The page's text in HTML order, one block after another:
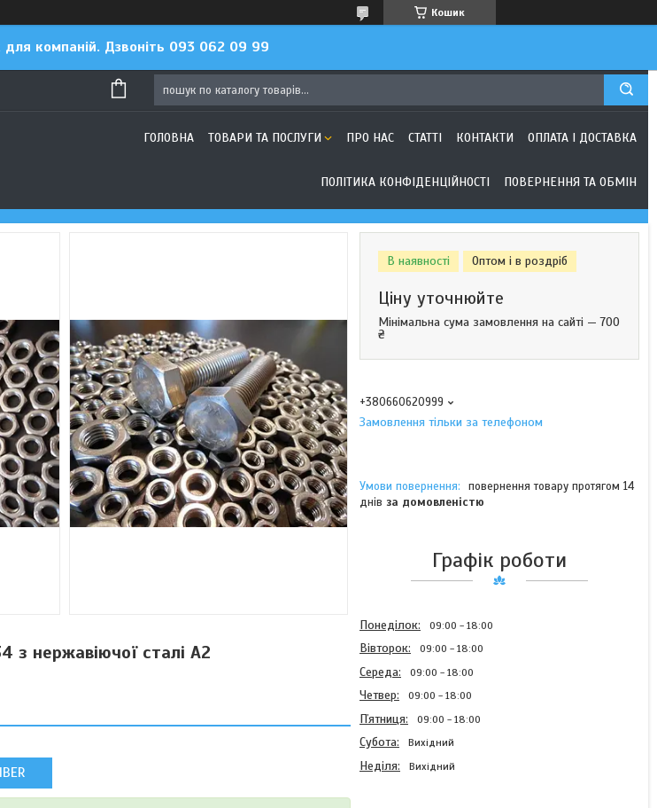
Кошик
компаній. Дзвоніть 093 062 09 99
ГОЛОВНА ТОВАРИ ТА ПОСЛУГИ ПРО НАС СТАТТІ КОНТАКТИ ОПЛАТА І ДОСТАВКА
ПОЛІТИКА КОНФІДЕНЦІЙНОСТІ ПОВЕРНЕННЯ ТА ОБМІН
нержавіючої сталі А2
В наявності Оптом і в роздріб
Ціну уточнюйте
Мінімальна сума замовлення на сайті — 700
₴
+380660620999
Замовлення тільки за телефоном
повернення товару протягом 14
днів за домовленістю
Графік роботи
Понеділок 09:00 18:00
Вівторок 09:00 18:00
Середа 09:00 18:00
Четвер 09:00 18:00
Пʼятниця 09:00 18:00
Субота Вихідний
Неділя Вихідний